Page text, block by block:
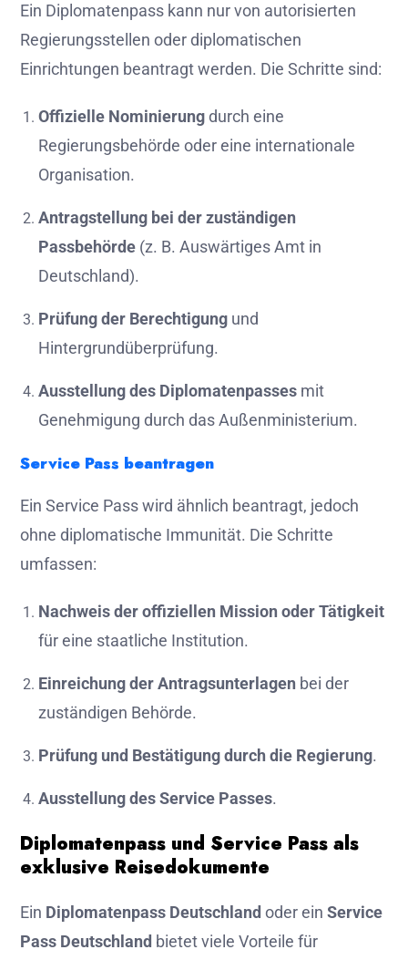
Ein Diplomatenpass kann nur von autorisierten
Regierungsstellen oder diplomatischen
Einrichtungen beantragt werden. Die Schritte sind:
Offizielle Nominierungdurch eine
Regierungsbehörde oder eine internationale
Organisation.
Antragstellung bei der zuständigen
Passbehörde (z. B. Auswärtiges Amt in
Deutschland).
Prüfung der Berechtigung und
Hintergrundüberprüfung.
Ausstellung des Diplomatenpasses mit
Genehmigung durch das Außenministerium.
Service Pass beantragen
Ein Service Pass wird ähnlich beantragt, jedoch
ohne diplomatische Immunität. Die Schritte
umfassen:
Nachweis der offiziellen Mission oder Tätigkeit
für eine staatliche Institution.
Einreichung der Antragsunterlagen bei der
zuständigen Behörde.
Prüfung und Bestätigung durch die Regierung.
Ausstellung des Service Passes.
Diplomatenpass und Service Pass als
exklusive Reisedokumente
Ein Diplomatenpass Deutschland oder ein Service
Pass Deutschland bietet viele Vorteile für